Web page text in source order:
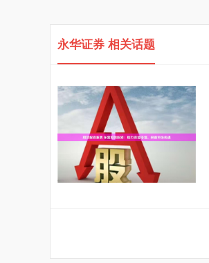
永华证券 相关话题